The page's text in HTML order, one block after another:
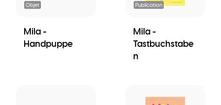
Objet
Mila -
Handpuppe
Publication
Mila -
Tastbuchstabe
n